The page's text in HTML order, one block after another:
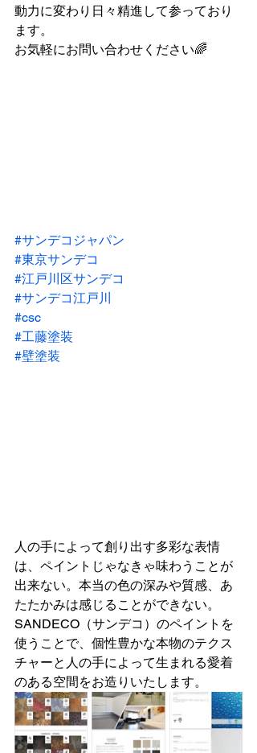
動力に変わり日々精進して参っており
ます。
お気軽にお問い合わせください🌈
#サンデコジャパン
#東京サンデコ
#江戸川区サンデコ
#サンデコ江戸川
#csc
#工藤塗装
#壁塗装
人の手によって創り出す多彩な表情
は、ペイントじゃなきゃ味わうことが
出来ない。本当の色の深みや質感、あ
たたかみは感じることができない。
SANDECO（サンデコ）のペイントを
使うことで、個性豊かな本物のテクス
チャーと人の手によって生まれる愛着
のある空間をお造りいたします。